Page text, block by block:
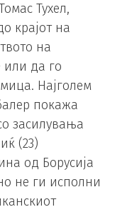
Тухел,
крајот на
на
или да го
Најголем
покажа
засилувања
(23)
од Борусија
не ги исполни